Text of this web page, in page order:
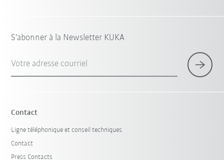
S'abonner à la Newsletter KUKA
Votre adresse courriel
Contact
Ligne téléphonique et conseil techniques
Contact
Press Contacts